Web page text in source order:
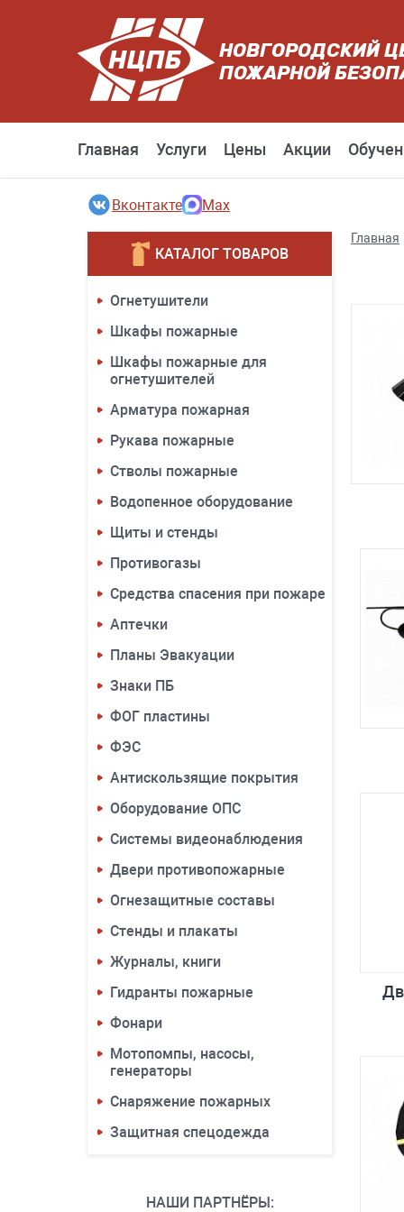
НОВГОРОДСКИЙ
ПОЖАРНОЙ
Главная Услуги Цены Акции
Вконтакте Max
КАТАЛОГ ТОВАРОВ
Огнетушители
Шкафы пожарные
Шкафы пожарные для
огнетушителей
Арматура пожарная
Рукава пожарные
Стволы пожарные
Водопенное оборудование
Щиты и стенды
Противогазы
Средства спасения при пожаре
Аптечки
Планы Эвакуации
Знаки ПБ
ФОГ пластины
ФЭС
Антискользящие покрытия
Оборудование ОПС
Системы видеонаблюдения
Двери противопожарные
Огнезащитные составы
Стенды и плакаты
Журналы, книги
Гидранты пожарные
Фонари
Мотопомпы, насосы,
генераторы
Снаряжение пожарных
Защитная спецодежда
НАШИ ПАРТНЁРЫ:
Главная